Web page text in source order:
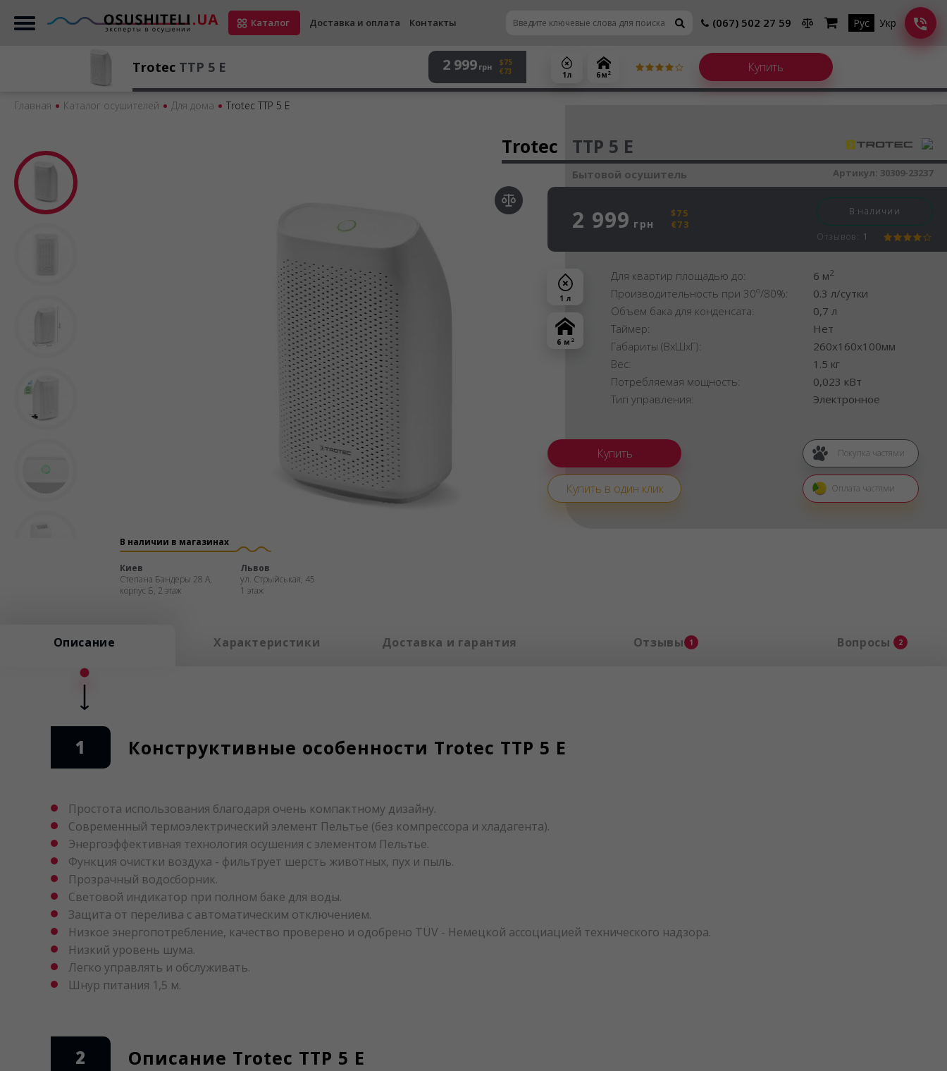
Каталог Доставка и оплата Контакты (067) 502 27 59 Рус Укр
Главная Каталог осушителей Для дома Trotec TTP 5 E
Trotec TTP 5 E 2 999 грн
$75
€73
1 л 6 м 2
1 л
6 м 2
Осушитель воздуха
Trotec TTP 5 E
Бытовой осушитель
2 999 грн
$75
€73
В наличии
Отзывов: 1
Артикул: 30309-23237
Для квартир площадью до: 6 м2
Производительность при 30o/80%:
0.3 л/сутки
Объем бака для конденсата:
0,7 л
Таймер:
Нет
Габариты (ВхШхГ):
260x160x100мм
Вес:
1.5 кг
Потребляемая мощность:
0,023 кВт
Тип управления:
Электронное
Купить в один клик
Покупка частями
Оплата частями
В наличии в магазинах
Киев
Степана Бандеры 28 А,
корпус Б, 2 этаж
Львов
ул. Стрыйськая, 45
1 этаж
Описание Характеристики Доставка и гарантия Отзывы 1 Вопросы 2
1 Конструктивные особенности Trotec TTP 5 E
Простота использования благодаря очень компактному дизайну.
Современный термоэлектрический элемент Пельтье (без компрессора и хладагента).
Энергоэффективная технология осушения с элементом Пельтье.
Функция очистки воздуха - фильтрует шерсть животных, пух и пыль.
Прозрачный водосборник.
Световой индикатор при полном баке для воды.
Защита от перелива с автоматическим отключением.
Низкое энергопотребление, качество проверено и одобрено TÜV - Немецкой ассоциацией технического надзора.
Низкий уровень шума.
Легко управлять и обслуживать.
Шнур питания 1,5 м.
2 Описание Trotec TTP 5 E